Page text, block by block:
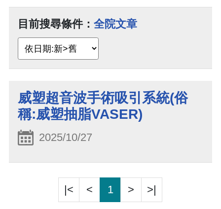
目前搜尋條件： 全院文章
威塑超音波手術吸引系統(俗
稱:威塑抽脂VASER)
2025/10/27
|< < 1 > >|